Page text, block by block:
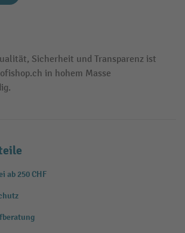
Sicherheit und Transparenz ist
in hohem Masse
ab 250 CHF